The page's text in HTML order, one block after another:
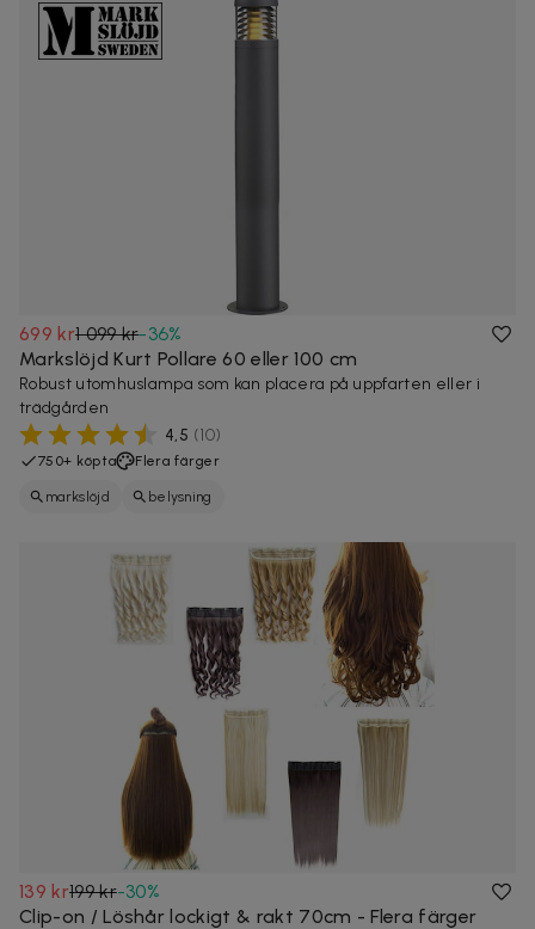
699 kr1 099 kr-36%
Markslöjd Kurt Pollare 60 eller 100 cm
Robust utomhuslampa som kan placera på uppfarten eller i
trädgården
4,5 (10)
750+ köpta Flera färger
markslöjd belysning
139 kr199 kr-30%
Clip-on / Löshår lockigt & rakt 70cm - Flera färger